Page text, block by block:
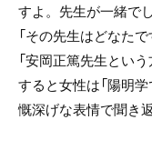
すよ。先生が一緒で
「その先生はどなたで
「安岡正篤先生という
すると女性は「陽明
慨深げな表情で聞き